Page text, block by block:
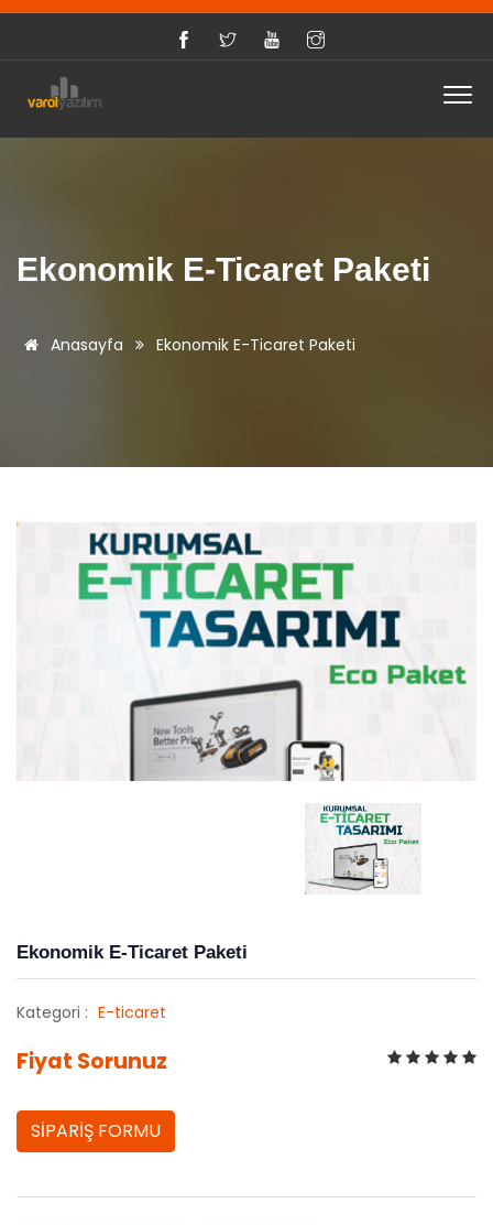
Ekonomik E-Ticaret Paketi
Anasayfa Ekonomik E-Ticaret Paketi
Ekonomik E-Ticaret Paketi
Kategori : E-ticaret
Fiyat Sorunuz
SİPARİŞ FORMU